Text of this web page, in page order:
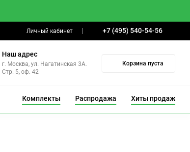
Личный кабинет +7 (495) 540-54-56
Наш адрес
г. Москва, ул. Нагатинская 3А.
Стр. 5, оф. 42
Корзина пуста
Комплекты Распродажа Хиты продаж